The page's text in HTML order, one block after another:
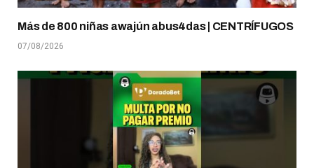
Más de 800 niñas awajún abus4das | CENTRÍFUGOS
07/08/2026